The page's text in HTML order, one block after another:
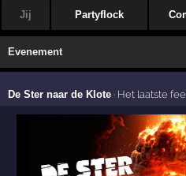
Jij Partyflock
Evenement
De Ster naar de Klote · Het laatste